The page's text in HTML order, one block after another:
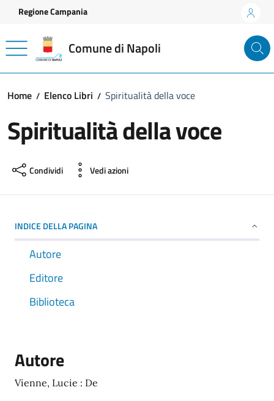
Vai ai contenuti
Vai al footer
Regione Campania
Comune di Napoli
Home Elenco Libri Spiritualità della voce
Spiritualità della voce
Condividi Vedi azioni
INDICE DELLA PAGINA
Autore
Editore
Biblioteca
Autore
Vienne, Lucie : De